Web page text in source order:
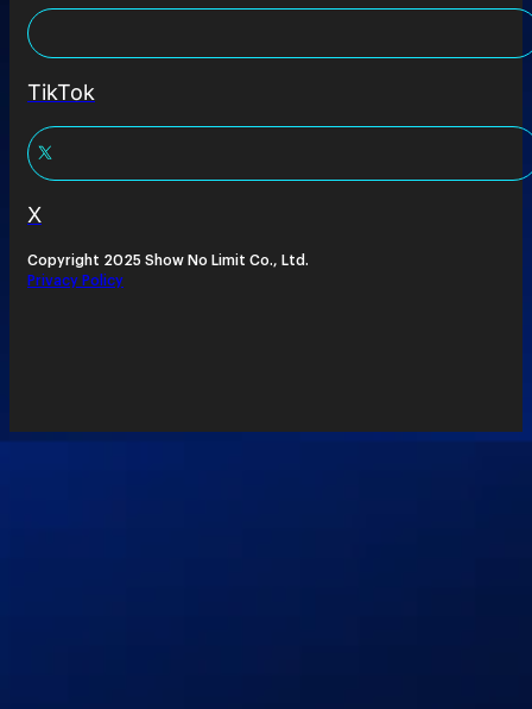
TikTok
X
Copyright 2025 Show No Limit Co., Ltd.
Privacy Policy